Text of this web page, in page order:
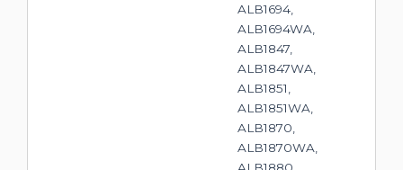
ALB1694,
ALB1694WA,
ALB1847,
ALB1847WA,
ALB1851,
ALB1851WA,
ALB1870,
ALB1870WA,
ALB1880,